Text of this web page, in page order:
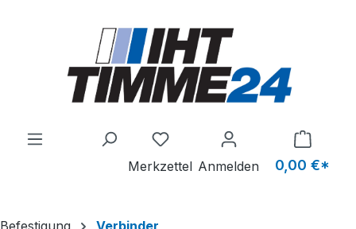
Du hast 0 Produkte auf dem
Merkzettel Anmelden 0,00 €*